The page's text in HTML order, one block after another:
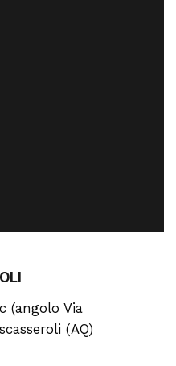
(angolo Via
(AQ)